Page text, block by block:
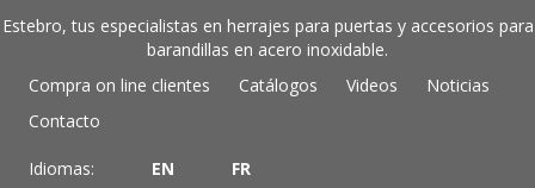
Estebro, tus especialistas en herrajes para puertas y accesorios para
barandillas en acero inoxidable.
Compra on line clientes
Catálogos Videos
Noticias
Contacto
Idiomas: EN FR